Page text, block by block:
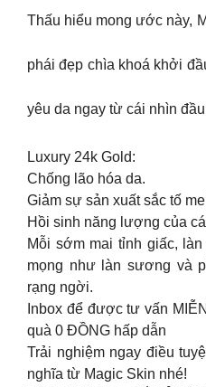
Thấu hiểu mong ước này,
phái đẹp chìa khoá khởi
yêu da ngay từ cái nhìn
Luxury 24k Gold:
Chống lão hóa da.
Giảm sự sản xuất sắc tố
Hồi sinh năng lượng của
Mỗi sớm mai tỉnh giấc,
mọng như làn sương và
rạng ngời.
Inbox để được tư vấn
quà 0 ĐỒNG hấp dẫn
Trải nghiệm ngay điều
nghĩa từ Magic Skin nhé!